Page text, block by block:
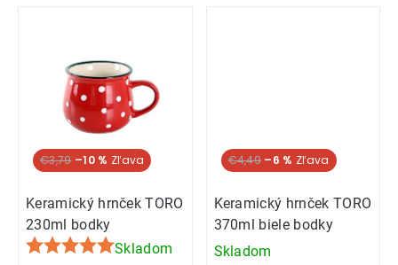
€3,79 –10 %
Keramický hrnček TORO
230ml bodky
Priemerné
Skladom
€4,49 –6 %
Keramický hrnček TORO
370ml biele bodky
Skladom